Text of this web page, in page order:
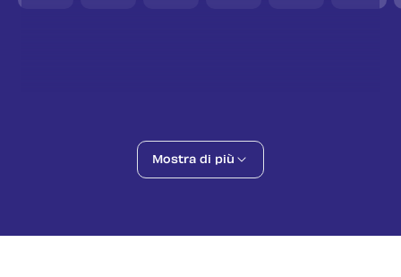
Giornata a Tunisi, Cartagine e Sidi Bou Said
Mostra di più